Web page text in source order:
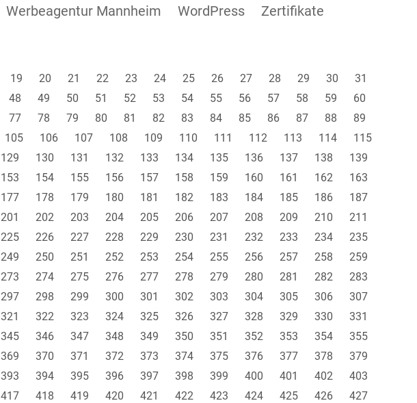
Werbeagentur Mannheim WordPress Zertifikate
19 20 21 22 23 24 25 26 27 28 29 30
31
48 49 50 51 52 53 54 55 56 57 58 59
60
77 78 79 80 81 82 83 84 85 86 87 88
89
105 106 107 108 109 110 111 112 113 114
115
129 130 131 132 133 134 135 136 137 138
139
153 154 155 156 157 158 159 160 161 162
163
177 178 179 180 181 182 183 184 185 186
187
201 202 203 204 205 206 207 208 209 210
211
225 226 227 228 229 230 231 232 233 234
235
249 250 251 252 253 254 255 256 257 258
259
273 274 275 276 277 278 279 280 281 282
283
297 298 299 300 301 302 303 304 305 306
307
321 322 323 324 325 326 327 328 329 330
331
345 346 347 348 349 350 351 352 353 354
355
369 370 371 372 373 374 375 376 377 378
379
393 394 395 396 397 398 399 400 401 402
403
417 418 419 420 421 422 423 424 425 426
427